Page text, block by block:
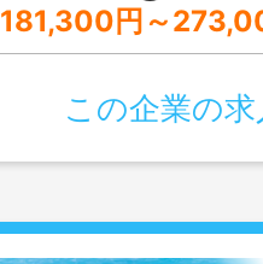
181,300円～273,000円 ※給与は経験や能力により決定
この企業の